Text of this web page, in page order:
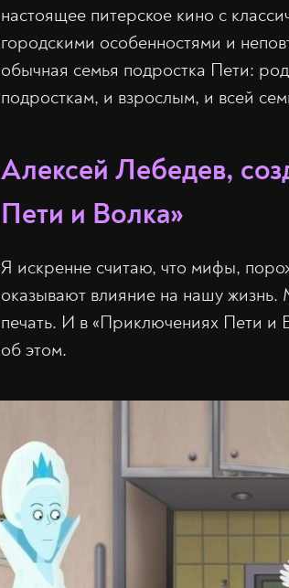
настоящее питерское кино с
городскими особенностями и
обычная семья подростка Пети:
подросткам, и взрослым, и всей
Алексей Лебедев,
Пети и Волка»
Я искренне считаю, что мифы,
оказывают влияние на нашу
печать. И в «Приключениях Пети и
об этом.